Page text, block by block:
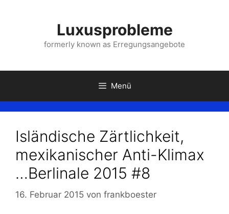
Luxusprobleme
formerly known as Erregungsangebote
Menü
Isländische Zärtlichkeit,
mexikanischer Anti-Klimax
…Berlinale 2015 #8
16. Februar 2015 von frankboester